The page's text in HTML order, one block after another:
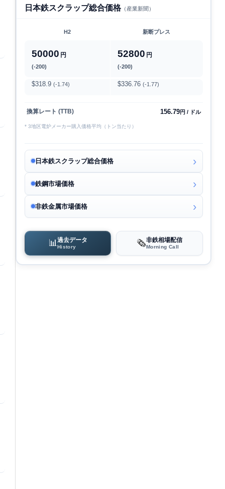
日本鉄スクラップ総合価格（産業新聞）
H2 新断プレス
50000 円
(-200)
52800 円
(-200)
$318.9 (-1.74) $336.76 (-1.77)
換算レート (TTB) 156.79円 / ドル
* 3地区電炉メーカー購入価格平均（トン当たり）
日本鉄スクラップ総合価格
鉄鋼市場価格
非鉄金属市場価格
📊 過去データ
History 🗞️非鉄相場配信
Morning Call